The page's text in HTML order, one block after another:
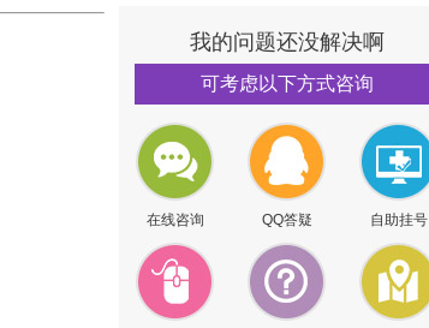
我的问题还没解决啊
可考虑以下方式咨询
在线咨询 QQ答疑 自助挂号